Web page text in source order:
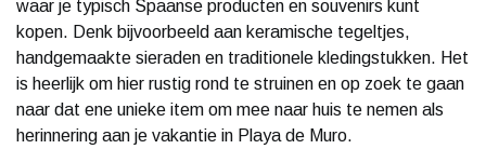
waar je typisch Spaanse producten en souvenirs kunt
kopen. Denk bijvoorbeeld aan keramische tegeltjes,
handgemaakte sieraden en traditionele kledingstukken. Het
is heerlijk om hier rustig rond te struinen en op zoek te gaan
naar dat ene unieke item om mee naar huis te nemen als
herinnering aan je vakantie in Playa de Muro.